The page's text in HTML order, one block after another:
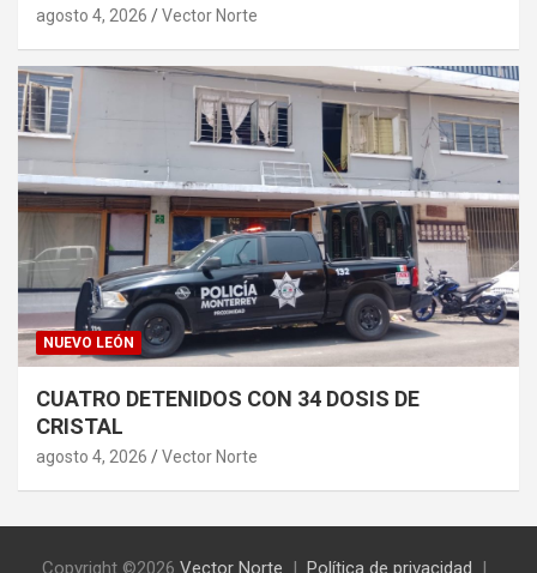
agosto 4, 2026 Vector Norte
NUEVO LEÓN
CUATRO DETENIDOS CON 34 DOSIS DE
CRISTAL
agosto 4, 2026 Vector Norte
Copyright ©2026 Vector Norte Política de privacidad